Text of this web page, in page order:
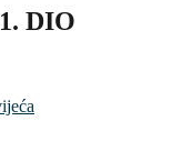
DIO